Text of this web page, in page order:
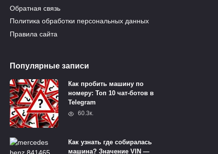
Обратная связь
Политика обработки персональных данных
Правила сайта
Популярные записи
Как пробить машину по
номеру: Топ 10 чат-ботов в
Telegram
60.3к.
Как узнать где собиралась
машина? Значение VIN —